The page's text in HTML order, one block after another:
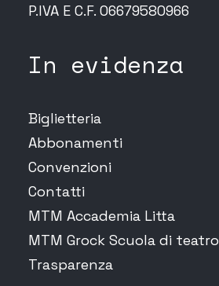
P.IVA E C.F. 06679580966
In evidenza
Biglietteria
Abbonamenti
Convenzioni
Contatti
MTM Accademia Litta
MTM Grock Scuola di teatro
Trasparenza